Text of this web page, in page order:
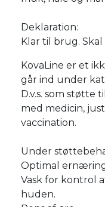
Deklaration:
Klar til brug.
KovaLine er et
går ind under
D.v.s. som
med medicin,
vaccination.
Under
Optimal
Vask for kontrol
huden.